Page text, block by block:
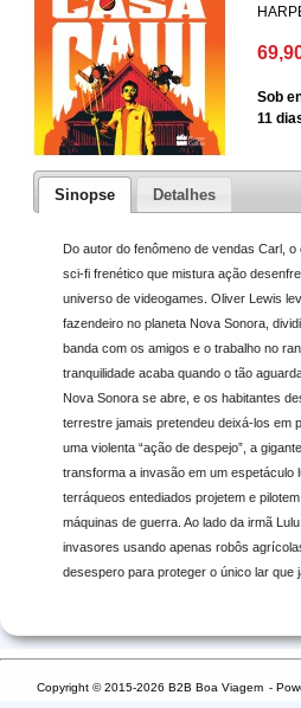
Sob
11
Sinopse Detalhes
Do autor do fenômeno de vendas Carl,
sci-fi frenético que mistura ação
universo de videogames. Oliver Lewis
fazendeiro no planeta Nova Sonora,
banda com os amigos e o trabalho no
tranquilidade acaba quando o tão
Nova Sonora se abre, e os habitantes
terrestre jamais pretendeu deixá-los em
uma violenta “ação de despejo”, a
transforma a invasão em um espetáculo
terráqueos entediados projetem e
máquinas de guerra. Ao lado da irmã
invasores usando apenas robôs
desespero para proteger o único lar que
Copyright © 2015-2026 B2B Boa Viagem -